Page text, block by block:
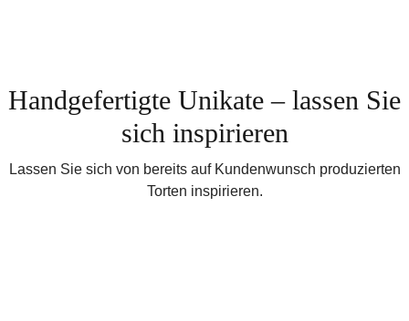
Handgefertigte Unikate – lassen Sie
sich inspirieren
Lassen Sie sich von bereits auf Kundenwunsch produzierten
Torten inspirieren.